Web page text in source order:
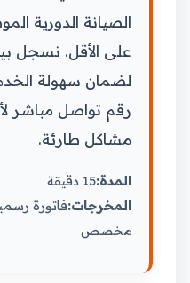
الصيانة الدورية
على الأقل. نسجل
لضمان سهولة
رقم تواصل مباشر
مشاكل طارئة.
المدة:15 دقيقة
المخرجات:فاتورة
مخصص